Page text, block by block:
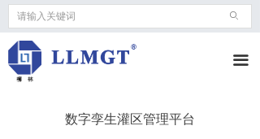
ꄙ
끀
数字孪生灌区管理平台